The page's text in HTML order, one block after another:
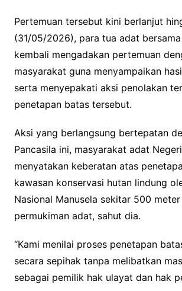
Pertemuan tersebut kini berlanjut
(31/05/2026), para tua adat
kembali mengadakan pertemuan
masyarakat guna menyampaikan
serta menyepakati aksi penolakan
penetapan batas tersebut.
Aksi yang berlangsung bertepatan
Pancasila ini, masyarakat adat
menyatakan keberatan atas
kawasan konservasi hutan lindung
Nasional Manusela sekitar 500
permukiman adat, sahut dia.
“Kami menilai proses penetapan
secara sepihak tanpa melibatkan
sebagai pemilik hak ulayat dan hak